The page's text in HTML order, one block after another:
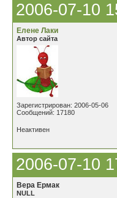
2006-07-10
Елене Лаки
Автор сайта
Зарегистрирован: 2006-05-06
Сообщений: 17180
Неактивен
2006-07-10
Вера Ермак
NULL